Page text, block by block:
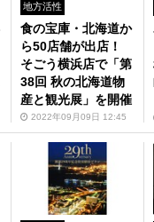
地方活性
食の宝庫・北海道か
ら50店舗が出店！
そごう横浜店で「第
38回 秋の北海道物
産と観光展」を開催
2022年09月09日 12:45